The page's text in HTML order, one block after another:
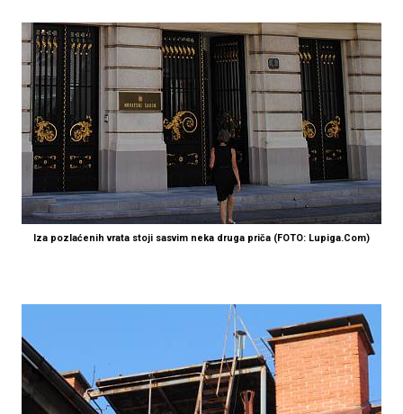
Iza pozlaćenih vrata stoji sasvim neka druga priča (FOTO: Lupiga.Com)